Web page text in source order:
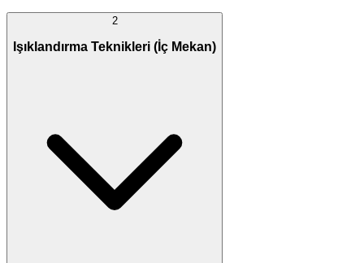
2
Işıklandırma Teknikleri (İç Mekan)